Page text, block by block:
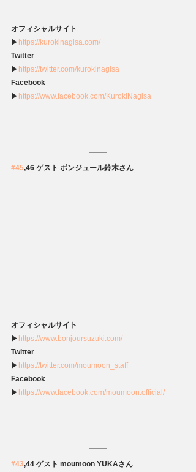
オフィシャルサイト
▶ https://kurokinagisa.com/
Twitter
▶ https://twitter.com/kurokinagisa
Facebook
▶ https://www.facebook.com/KurokiNagisa
#45,46 ゲスト ボンジュール鈴木さん
オフィシャルサイト
▶ https://www.bonjoursuzuki.com/
Twitter
▶ https://twitter.com/moumoon_staff
Facebook
▶ https://www.facebook.com/moumoon.official/
#43,44 ゲスト moumoon YUKAさん